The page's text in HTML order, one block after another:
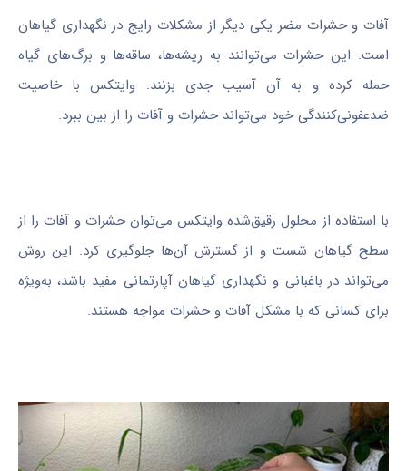
آفات و حشرات مضر یکی دیگر از مشکلات رایج در نگهداری گیاهان
است. این حشرات می‌توانند به ریشه‌ها، ساقه‌ها و برگ‌های گیاه
حمله کرده و به آن آسیب جدی بزنند. وایتکس با خاصیت
ضدعفونی‌کنندگی خود می‌تواند حشرات و آفات را از بین ببرد.
با استفاده از محلول رقیق‌شده وایتکس می‌توان حشرات و آفات را از
سطح گیاهان شست و از گسترش آن‌ها جلوگیری کرد. این روش
می‌تواند در باغبانی و نگهداری گیاهان آپارتمانی مفید باشد، به‌ویژه
برای کسانی که با مشکل آفات و حشرات مواجه هستند.